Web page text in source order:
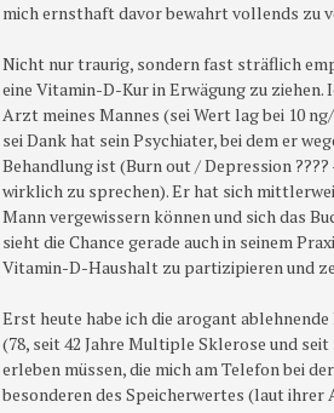
mich ernsthaft davor bewahrt vollends zu
Nicht nur traurig, sondern fast sträflich
eine Vitamin-D-Kur in Erwägung zu
Arzt meines Mannes (sei Wert lag bei 10
sei Dank hat sein Psychiater, bei dem er
Behandlung ist (Burn out / Depression
wirklich zu sprechen). Er hat sich
Mann vergewissern können und sich das
sieht die Chance gerade auch in seinem
Vitamin-D-Haushalt zu partizipieren und
Erst heute habe ich die arogant
(78, seit 42 Jahre Multiple Sklerose und
erleben müssen, die mich am Telefon bei
besonderen des Speicherwertes (laut ihrer